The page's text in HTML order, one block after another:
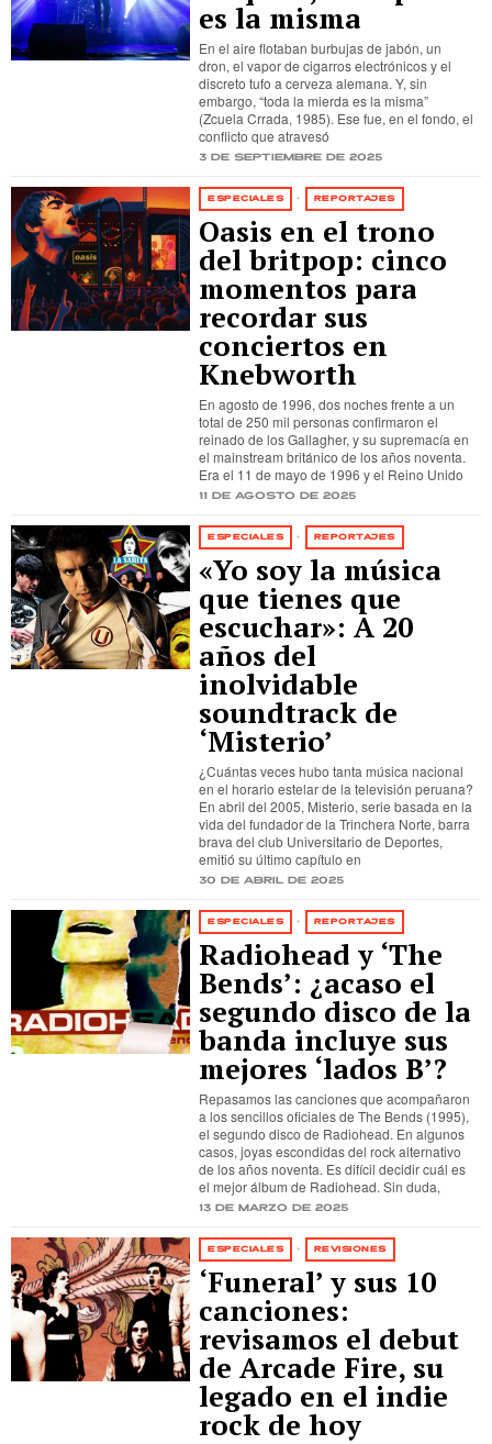
es la misma
En el aire flotaban burbujas de jabón, un
dron, el vapor de cigarros electrónicos y el
discreto tufo a cerveza alemana. Y, sin
embargo, “toda la mierda es la misma”
(Zcuela Crrada, 1985). Ese fue, en el fondo, el
conflicto que atravesó
3 de septiembre de 2025
ESPECIALES · REPORTAJES
Oasis en el trono
del britpop: cinco
momentos para
recordar sus
conciertos en
Knebworth
En agosto de 1996, dos noches frente a un
total de 250 mil personas confirmaron el
reinado de los Gallagher, y su supremacía en
el mainstream británico de los años noventa.
Era el 11 de mayo de 1996 y el Reino Unido
11 de agosto de 2025
ESPECIALES · REPORTAJES
«Yo soy la música
que tienes que
escuchar»: A 20
años del
inolvidable
soundtrack de
‘Misterio’
¿Cuántas veces hubo tanta música nacional
en el horario estelar de la televisión peruana?
En abril del 2005, Misterio, serie basada en la
vida del fundador de la Trinchera Norte, barra
brava del club Universitario de Deportes,
emitió su último capítulo en
30 de abril de 2025
ESPECIALES · REPORTAJES
Radiohead y ‘The
Bends’: ¿acaso el
segundo disco de la
banda incluye sus
mejores ‘lados B’?
Repasamos las canciones que acompañaron
a los sencillos oficiales de The Bends (1995),
el segundo disco de Radiohead. En algunos
casos, joyas escondidas del rock alternativo
de los años noventa. Es difícil decidir cuál es
el mejor álbum de Radiohead. Sin duda,
13 de marzo de 2025
ESPECIALES · REVISIONES
‘Funeral’ y sus 10
canciones:
revisamos el debut
de Arcade Fire, su
legado en el indie
rock de hoy